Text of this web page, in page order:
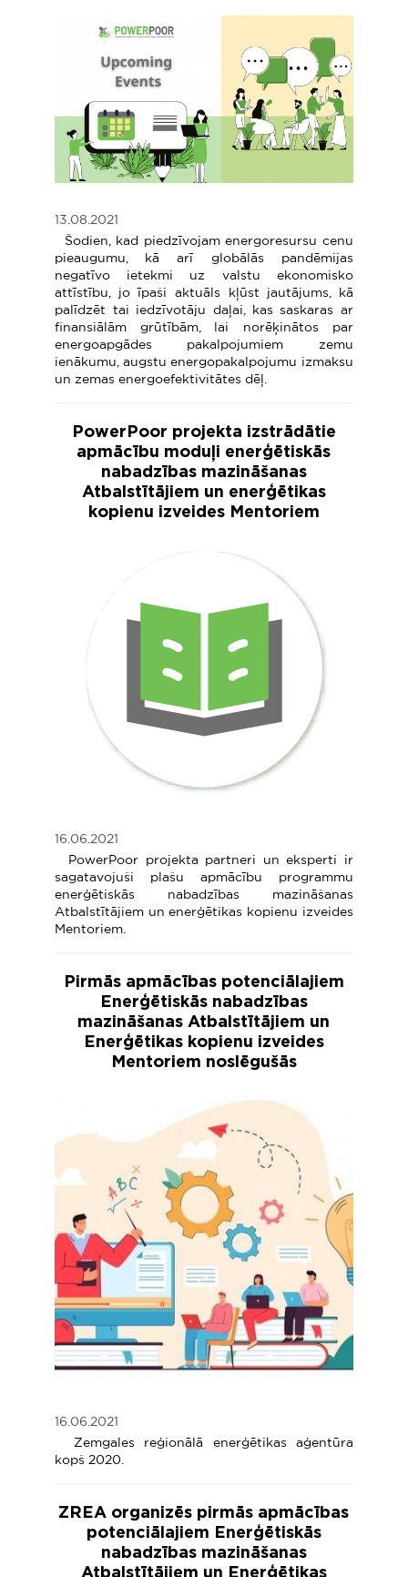
13.08.2021
Šodien, kad piedzīvojam energoresursu cenu
pieaugumu, kā arī globālās pandēmijas
negatīvo ietekmi uz valstu ekonomisko
attīstību, jo īpaši aktuāls kļūst jautājums, kā
palīdzēt tai iedzīvotāju daļai, kas saskaras ar
finansiālām grūtībām, lai norēķinātos par
energoapgādes pakalpojumiem zemu
ienākumu, augstu energopakalpojumu izmaksu
un zemas energoefektivitātes dēļ.
PowerPoor projekta izstrādātie
apmācību moduļi enerģētiskās
nabadzības mazināšanas
Atbalstītājiem un enerģētikas
kopienu izveides Mentoriem
16.06.2021
PowerPoor projekta partneri un eksperti ir
sagatavojuši plašu apmācību programmu
enerģētiskās nabadzības mazināšanas
Atbalstītājiem un enerģētikas kopienu izveides
Mentoriem.
Pirmās apmācības potenciālajiem
Enerģētiskās nabadzības
mazināšanas Atbalstītājiem un
Enerģētikas kopienu izveides
Mentoriem noslēgušās
16.06.2021
Zemgales reģionālā enerģētikas aģentūra
kopš 2020.
ZREA organizēs pirmās apmācības
potenciālajiem Enerģētiskās
nabadzības mazināšanas
Atbalstītājiem un Enerģētikas